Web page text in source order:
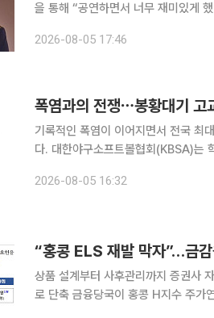
을 통해 “공연하면서 너무 재미있게
올라간다. 제가 들었던 LA 공연의 웃
2026-08-05 17:46
폭염과의 전쟁⋯봉황대기 고
기록적인 폭염이 이어지면서 전국 최
다. 대한야구소프트볼협회(KBSA)는 학생 선수들의 안전을 위해 제54회 봉황대기 전국고교야구대
KBSA는 해당 기간 오전 11시 30분
2026-08-05 16:32
“홍콩 ELS 재발 막자”…금
상품 설계부터 사후관리까지 증권사
로 단축 금융당국이 홍콩 H지수 주가연계증권(ELS) 투자자 손실 사태 재발을 막기 위해 파생결합상